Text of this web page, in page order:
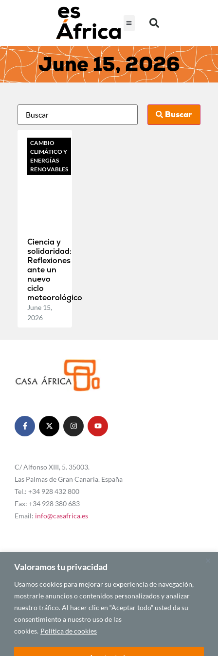
Valoramos tu privacidad
Usamos cookies para mejorar su experiencia de navegación,
mostrarle anuncios o contenidos personalizados y analizar
nuestro tráfico. Al hacer clic en “Aceptar todo” usted da su
consentimiento a nuestro uso de las
cookies. Política de cookies
June 15, 2026
Buscar
CAMBIO
CLIMÁTICO Y
ENERGÍAS
RENOVABLES
Ciencia y
solidaridad:
Reflexiones
ante un
nuevo
ciclo
meteorológico
June 15,
2026
C/ Alfonso XIII, 5. 35003.
Las Palmas de Gran Canaria. España
Tel.: +34 928 432 800
Fax: +34 928 380 683
Email: info@casafrica.es
Blog
About Us
Personalities
English